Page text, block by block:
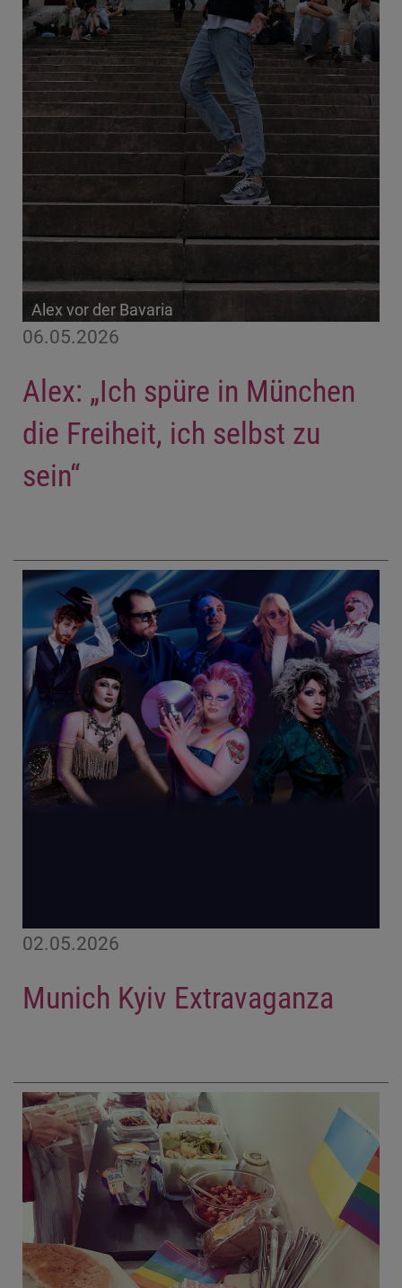
06.05.2026
Alex: „Ich spüre in München
die Freiheit, ich selbst zu
sein“
Alex vor der Bavaria
02.05.2026
Munich Kyiv Extravaganza